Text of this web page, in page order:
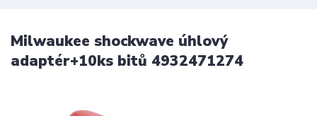
Milwaukee shockwave úhlový
adaptér+10ks bitů 4932471274